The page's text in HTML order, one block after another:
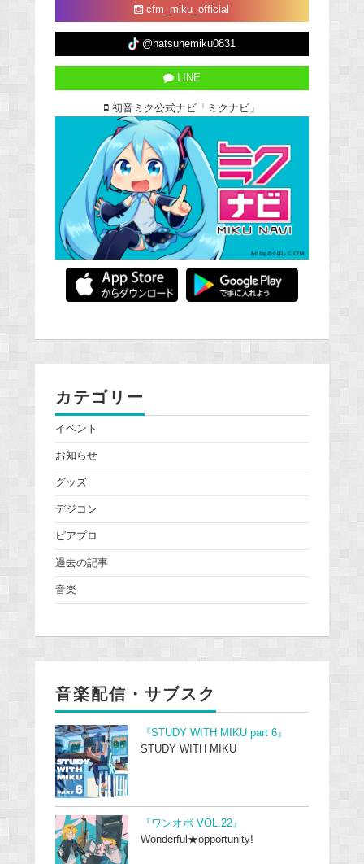
cfm_miku_official
@hatsunemiku0831
LINE
初音ミク公式ナビ「ミクナビ」
カテゴリー
イベント
お知らせ
グッズ
デジコン
ピアプロ
過去の記事
音楽
音楽配信・サブスク
『STUDY WITH MIKU part 6』
STUDY WITH MIKU
『ワンオポ VOL.22』
Wonderful★opportunity!